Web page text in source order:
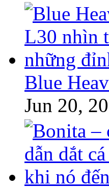
Blue
Jun 20,